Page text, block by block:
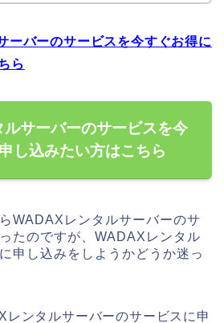
ーバーのサービスを今すぐお得に
ら
サーバーのサービスを今
し込みたい方はこちら
WADAXレンタルサーバーのサ
たのですが、WADAXレンタル
申し込みをしようかどうか迷っ
レンタルサーバーのサービスに申